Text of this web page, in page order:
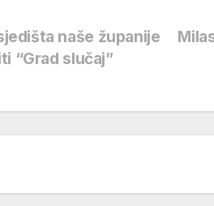
naše županije
“Grad slučaj”